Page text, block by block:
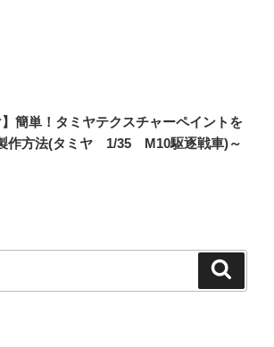
】簡単！タミヤテクスチャーペイントを
作方法(タミヤ 1/35 M10駆逐戦車)～